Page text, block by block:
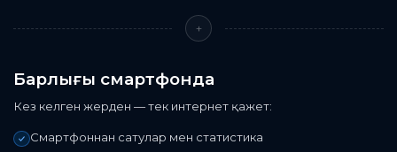
+
Барлығы смартфонда
Кез келген жерден — тек интернет қажет:
Смартфоннан сатулар мен статистика